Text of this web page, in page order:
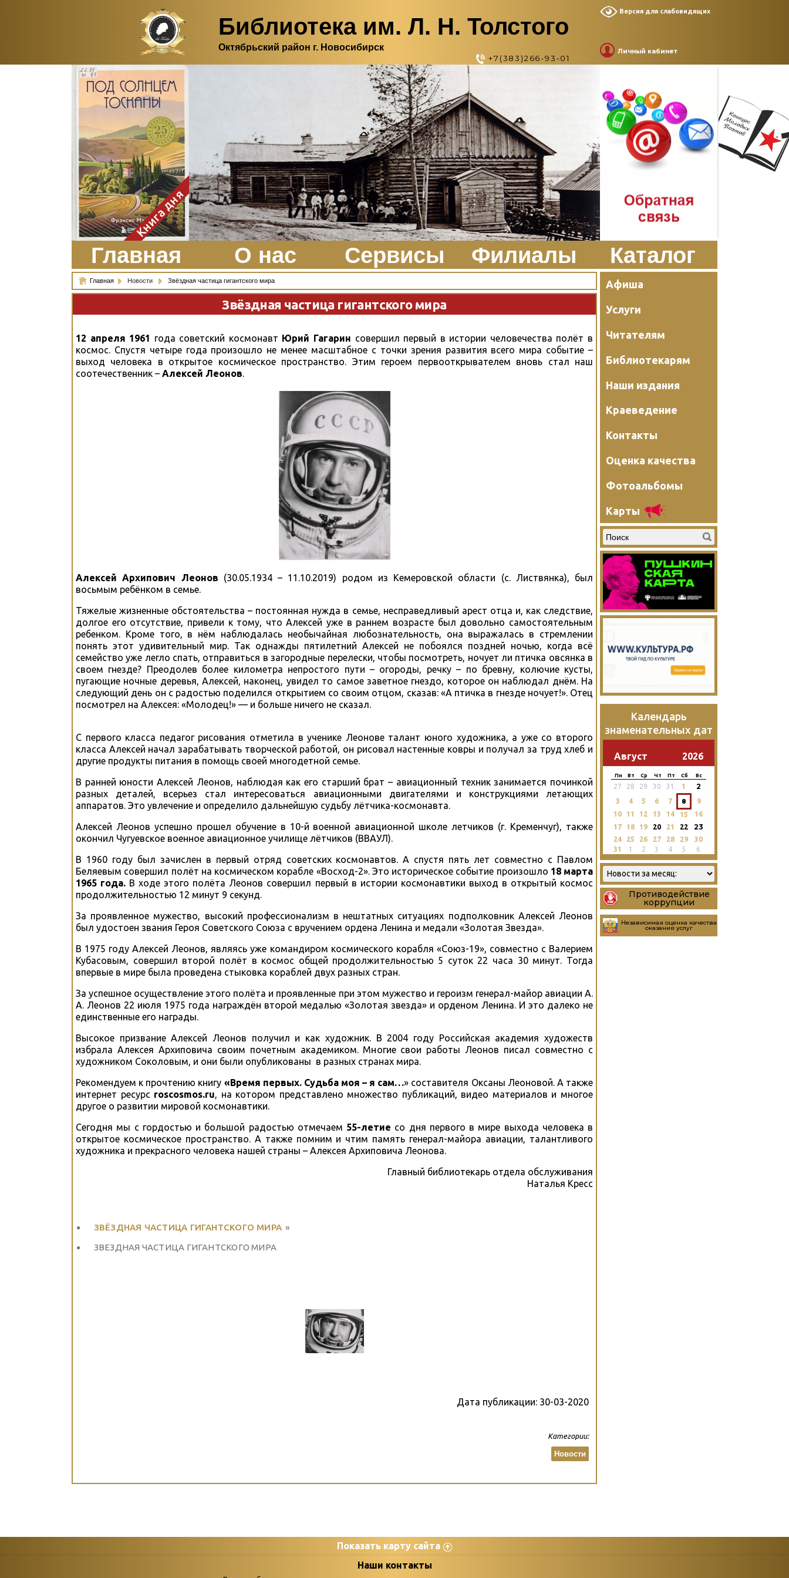
Библиотека им. Л. Н. Толстого
Октябрьский район г. Новосибирск
+7(383)266-93-01
Версия для слабовидящих
Личный кабинет
Здесь, в своем
итальянском доме, я вновь
испытала первичную
радость единения с
природой. Дом открыт
для бабочек, стрекоз, пчёл
или всех, кто пожелает
влететь в одно окно и
вылететь из другого. Едим
мы почти всегда во
дворе. Во мне настолько
возродился здравый
смысл моей матери -
умение наслаждаться
настоящим и не спешить, -
что даже нашлось время
отполировать до блеска
оконное стекло.
ЗаказатьКнига дня
Главная О нас Сервисы Филиалы Каталог
Главная Новости Звёздная частица гигантского мира
Звёздная частица гигантского мира
12 апреля 1961 года советский космонавт Юрий Гагарин совершил первый в истории человечества полёт в
космос. Спустя четыре года произошло не менее масштабное с точки зрения развития всего мира событие –
выход человека в открытое космическое пространство. Этим героем первооткрывателем вновь стал наш
соотечественник – Алексей Леонов.
Алексей Архипович Леонов (30.05.1934 – 11.10.2019) родом из Кемеровской области (с. Листвянка), был
восьмым ребёнком в семье.
Тяжелые жизненные обстоятельства – постоянная нужда в семье, несправедливый арест отца и, как следствие,
долгое его отсутствие, привели к тому, что Алексей уже в раннем возрасте был довольно самостоятельным
ребенком. Кроме того, в нём наблюдалась необычайная любознательность, она выражалась в стремлении
понять этот удивительный мир. Так однажды пятилетний Алексей не побоялся поздней ночью, когда всё
семейство уже легло спать, отправиться в загородные перелески, чтобы посмотреть, ночует ли птичка овсянка в
своем гнезде? Преодолев более километра непростого пути – огороды, речку – по бревну, колючие кусты,
пугающие ночные деревья, Алексей, наконец, увидел то самое заветное гнездо, которое он наблюдал днём. На
следующий день он с радостью поделился открытием со своим отцом, сказав: «А птичка в гнезде ночует!». Отец
посмотрел на Алексея: «Молодец!» — и больше ничего не сказал.
С первого класса педагог рисования отметила в ученике Леонове талант юного художника, а уже со второго
класса Алексей начал зарабатывать творческой работой, он рисовал настенные ковры и получал за труд хлеб и
другие продукты питания в помощь своей многодетной семье.
В ранней юности Алексей Леонов, наблюдая как его старший брат – авиационный техник занимается починкой
разных деталей, всерьез стал интересоваться авиационными двигателями и конструкциями летающих
аппаратов. Это увлечение и определило дальнейшую судьбу лётчика-космонавта.
Алексей Леонов успешно прошел обучение в 10-й военной авиационной школе летчиков (г. Кременчуг), также
окончил Чугуевское военное авиационное училище лётчиков (ВВАУЛ).
В 1960 году был зачислен в первый отряд советских космонавтов. А спустя пять лет совместно с Павлом
Беляевым совершил полёт на космическом корабле «Восход-2». Это историческое событие произошло 18 марта
1965 года. В ходе этого полёта Леонов совершил первый в истории космонавтики выход в открытый космос
продолжительностью 12 минут 9 секунд.
За проявленное мужество, высокий профессионализм в нештатных ситуациях подполковник Алексей Леонов
был удостоен звания Героя Советского Союза с вручением ордена Ленина и медали «Золотая Звезда».
В 1975 году Алексей Леонов, являясь уже командиром космического корабля «Союз-19», совместно с Валерием
Кубасовым, совершил второй полёт в космос общей продолжительностью 5 суток 22 часа 30 минут. Тогда
впервые в мире была проведена стыковка кораблей двух разных стран.
За успешное осуществление этого полёта и проявленные при этом мужество и героизм генерал-майор авиации А.
А. Леонов 22 июля 1975 года награждён второй медалью «Золотая звезда» и орденом Ленина. И это далеко не
единственные его награды.
Высокое призвание Алексей Леонов получил и как художник. В 2004 году Российская академия художеств
избрала Алексея Архиповича своим почетным академиком. Многие свои работы Леонов писал совместно с
художником Соколовым, и они были опубликованы в разных странах мира.
Рекомендуем к прочтению книгу «Время первых. Судьба моя – я сам…» составителя Оксаны Леоновой. А также
интернет ресурс roscosmos.ru, на котором представлено множество публикаций, видео материалов и многое
другое о развитии мировой космонавтики.
Сегодня мы с гордостью и большой радостью отмечаем 55-летие со дня первого в мире выхода человека в
открытое космическое пространство. А также помним и чтим память генерал-майора авиации, талантливого
художника и прекрасного человека нашей страны – Алексея Архиповича Леонова.
Главный библиотекарь отдела обслуживания
Наталья Кресс
ЗВЁЗДНАЯ ЧАСТИЦА ГИГАНТСКОГО МИРА »
ЗВЕЗДНАЯ ЧАСТИЦА ГИГАНТСКОГО МИРА
Дата публикации: 30-03-2020
Категории:
Новости
Афиша
Услуги
Читателям
Библиотекарям
Наши издания
Краеведение
Контакты
Оценка качества
Фотоальбомы
Карты
Календарь
знаменательных дат
Август 2026
Пн Вт Ср Чт Пт Сб Вс
27 28 29 30 31 1 2
3 4 5 6 7 8
9
10
11 12 13 14 15
16
17
18 19 20 21 22 23
24 25 26 27 28 29
30
31
1 2 3 4 5 6
Противодействие
коррупции
Независимая оценка качества
оказания услуг
Показать карту сайта
Наши контакты